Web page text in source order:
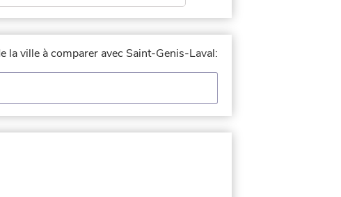
la ville à comparer avec Saint-Genis-Laval: